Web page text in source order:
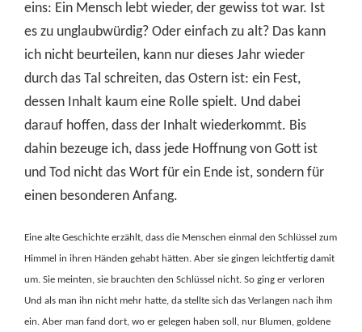
eins: Ein Mensch lebt wieder, der gewiss tot war. Ist
es zu unglaubwürdig? Oder einfach zu alt? Das kann
ich nicht beurteilen, kann nur dieses Jahr wieder
durch das Tal schreiten, das Ostern ist: ein Fest,
dessen Inhalt kaum eine Rolle spielt. Und dabei
darauf hoffen, dass der Inhalt wiederkommt. Bis
dahin bezeuge ich, dass jede Hoffnung von Gott ist
und Tod nicht das Wort für ein Ende ist, sondern für
einen besonderen Anfang.
Eine alte Geschichte erzählt, dass die Menschen einmal den Schlüssel zum
Himmel in ihren Händen gehabt hätten. Aber sie gingen leichtfertig damit
um. Sie meinten, sie brauchten den Schlüssel nicht. So ging er verloren
Und als man ihn nicht mehr hatte, da stellte sich das Verlangen nach ihm
ein. Aber man fand dort, wo er gelegen haben soll, nur Blumen, goldene